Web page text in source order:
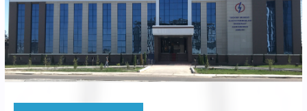
AJ
“Buxoro
hududiy